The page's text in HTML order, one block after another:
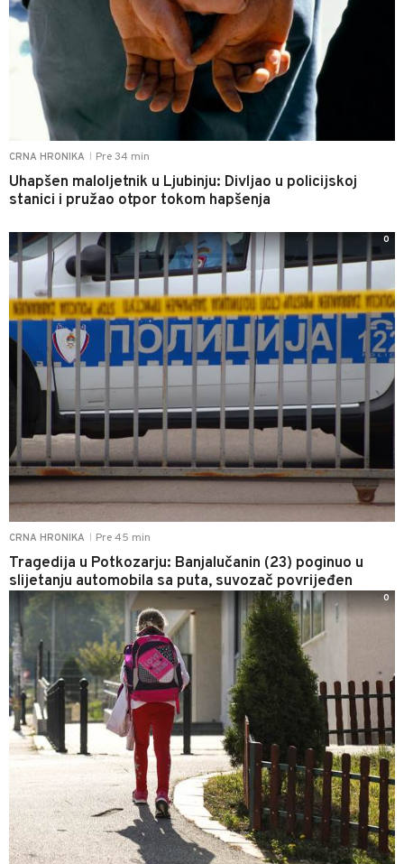
CRNA HRONIKA Pre 34 min
Uhapšen maloljetnik u Ljubinju: Divljao u policijskoj
stanici i pružao otpor tokom hapšenja
CRNA HRONIKA Pre 45 min
Tragedija u Potkozarju: Banjalučanin (23) poginuo u
slijetanju automobila sa puta, suvozač povrijeđen
0
0